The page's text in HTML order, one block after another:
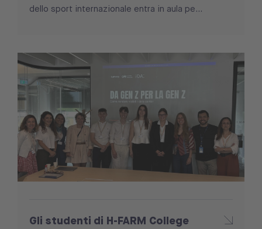
dello sport internazionale entra in aula pe...
Gli studenti di H-FARM College